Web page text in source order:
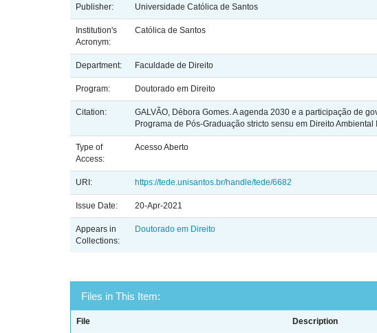
Publisher: Universidade Católica de Santos
Institution's
Acronym:
Católica de Santos
Department: Faculdade de Direito
Program: Doutorado em Direito
Citation:
GALVÃO, Débora Gomes. A agenda 2030 e a participação de
Programa de Pós-Graduação stricto sensu em Direito
Type of
Access:
Acesso Aberto
URI: https://tede.unisantos.br/handle/tede/6682
Issue Date: 20-Apr-2021
Appears in
Collections:
Doutorado em Direito
Files in This Item:
File Description